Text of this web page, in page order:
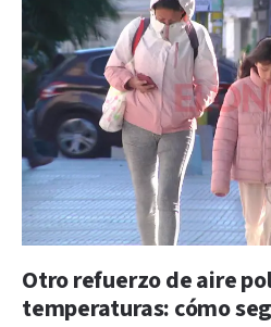
Otro refuerzo de aire
temperaturas: cómo